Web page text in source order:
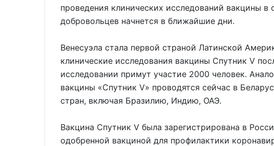
проведения клинических исследований вакцины
добровольцев начнется в ближайшие дни.
Венесуэла стала первой страной Латинской
клинические исследования вакцины Спутник V
исследовании примут участие 2000 человек.
вакцины «Спутник V» проводятся сейчас в
стран, включая Бразилию, Индию, ОАЭ.
Вакцина Спутник V была зарегистрирована в
одобренной вакциной для профилактики